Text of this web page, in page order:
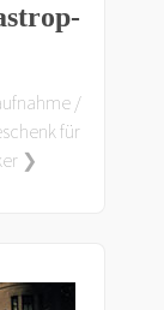
/
für
❯